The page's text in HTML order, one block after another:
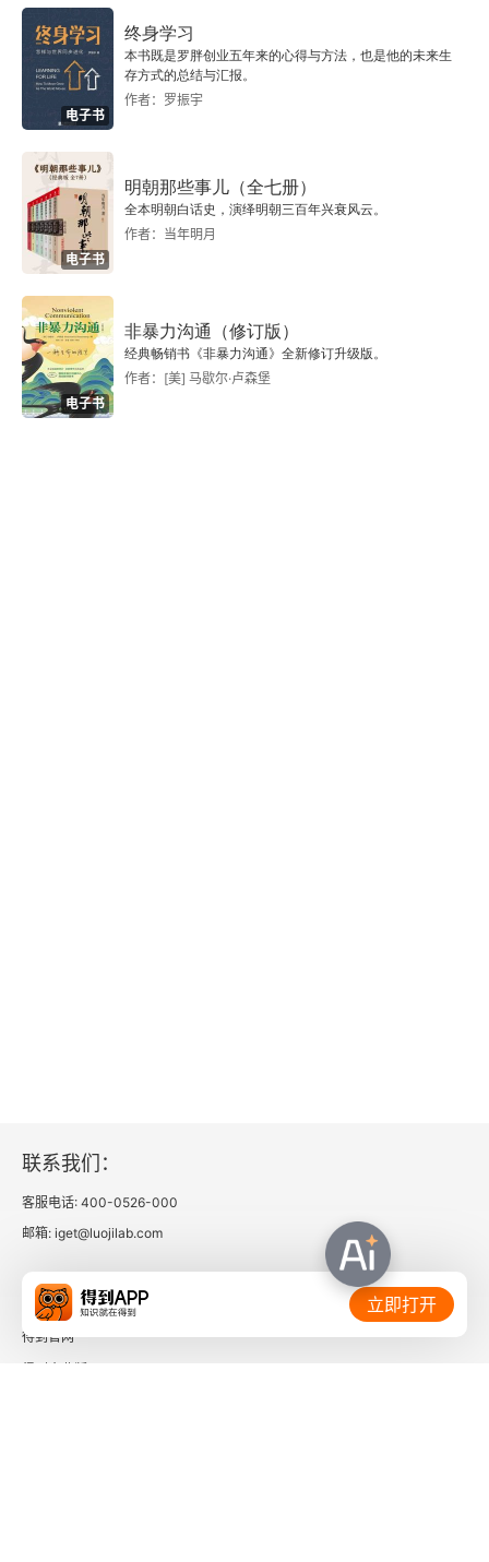
第三节 二十世纪戏曲曲文辑佚的得失
第六章 二十世纪中国戏曲目录学述略
第一节 二十世纪戏曲目录学发展概况
第二节 二十世纪戏曲目录学若干重要问题综述
第三节 二十世纪目录学的发展演进与戏曲著录
第四节 二十世纪戏曲目录学的得失
结语 二十世纪戏曲文献学与戏曲史研究
二十世纪大陆地区出版中国戏曲论著要目编年
电子书
终身学习
本书既是罗胖创业五年来的心得与方法，也是他的未来生
存方式的总结与汇报。
作者：罗振宇
电子书
明朝那些事儿（全七册）
全本明朝白话史，演绎明朝三百年兴衰风云。
作者：当年明月
电子书
非暴力沟通（修订版）
经典畅销书《非暴力沟通》全新修订升级版。
作者：[美] 马歇尔·卢森堡
联系我们：
客服电话: 400-0526-000
邮箱: iget@luojilab.com
相关链接：
得到官网
立即打开